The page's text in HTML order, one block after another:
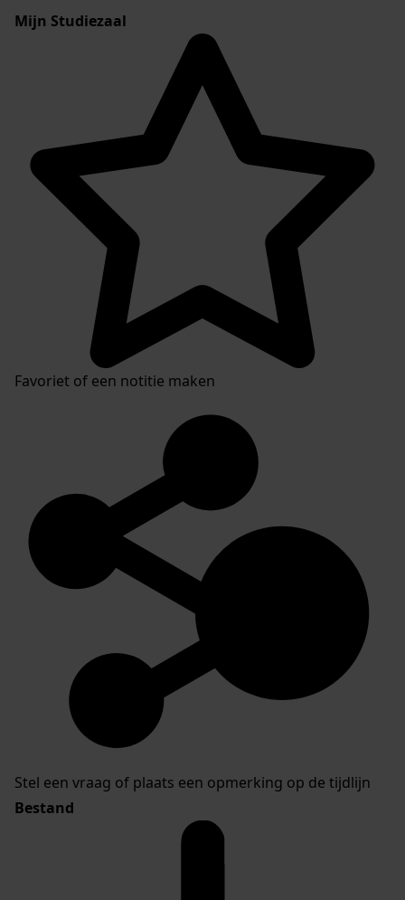
Mijn Studiezaal
Favoriet of een notitie maken
Stel een vraag of plaats een opmerking op de tijdlijn
Bestand